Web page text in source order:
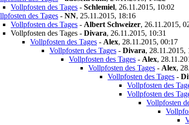
Vollpfosten des Tages - Schlemiel, 26.11.2015, 10:02
des Tages - NN, 25.11.2015, 18:16
Vollpfosten des Tages - Albert Schweizer, 26.11.2015,
Vollpfosten des Tages - Divara, 26.11.2015, 10:31
Vollpfosten des Tages - Alex, 28.11.2015, 00:17
Vollpfosten des Tages - Divara, 28.11.2015,
Vollpfosten des Tages - Alex,
Vollpfosten des Tages - Alex,
Vollpfosten des Tages -
Vollpfosten des
Vollpfosten des
Vollpfosten